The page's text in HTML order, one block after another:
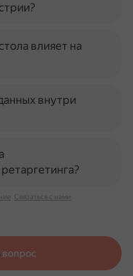
влияет на
внутри
Связаться с нами